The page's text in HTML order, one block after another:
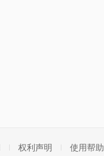
权利声明 使用帮助